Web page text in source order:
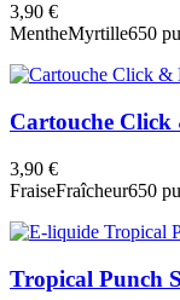
3,90 €
MentheMyrtille650
Cartouche Click
3,90 €
FraiseFraîcheur650
Tropical Punch